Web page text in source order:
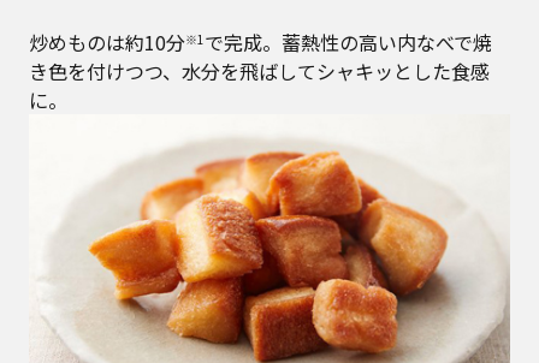
炒めものは約10分※1で完成。蓄熱性の高い内なべで焼
き色を付けつつ、水分を飛ばしてシャキッとした食感
に。